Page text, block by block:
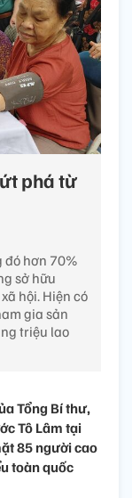
phá từ
đó hơn 70%
sở hữu
hội. Hiện có
gia sản
triệu lao
Tổng Bí thư,
Tô Lâm tại
85 người cao
toàn quốc